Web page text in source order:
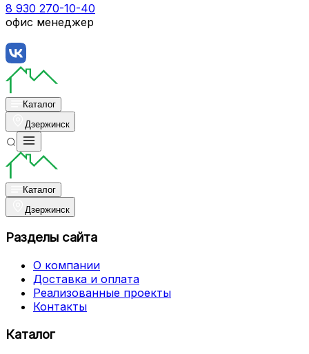
8 930 270-10-40
офис менеджер
Каталог
Дзержинск
Каталог
Дзержинск
Разделы сайта
О компании
Доставка и оплата
Реализованные проекты
Контакты
Каталог